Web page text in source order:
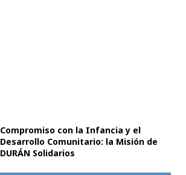
Compromiso con la Infancia y el
Desarrollo Comunitario: la Misión de
DURÁN Solidarios